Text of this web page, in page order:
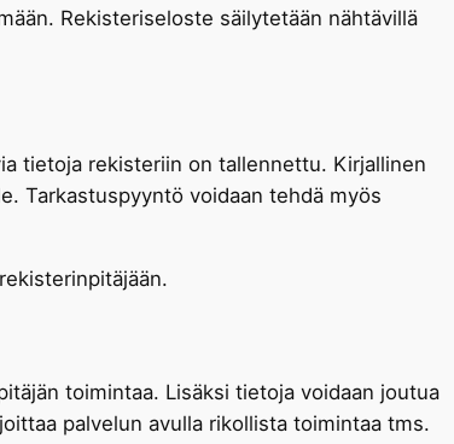
Rekisteriseloste säilytetään nähtävillä
tietoja rekisteriin on tallennettu. Kirjallinen
Tarkastuspyyntö voidaan tehdä myös
toimintaa. Lisäksi tietoja voidaan joutua
palvelun avulla rikollista toimintaa tms.